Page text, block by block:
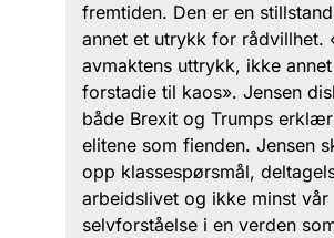
fremtiden. Den er en
annet et utrykk for rådvillhet.
avmaktens uttrykk, ikke
forstadie til kaos». Jensen
både Brexit og Trumps
elitene som fienden. Jensen
opp klassespørsmål,
arbeidslivet og ikke minst vår
selvforståelse i en verden